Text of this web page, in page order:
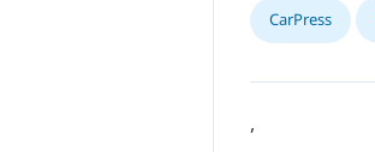
CarPress
,